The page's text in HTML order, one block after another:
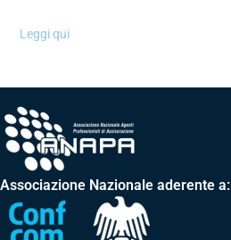
Leggi qui
Associazione Nazionale aderente a: